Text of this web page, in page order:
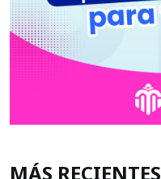
MÁS RECIENTES